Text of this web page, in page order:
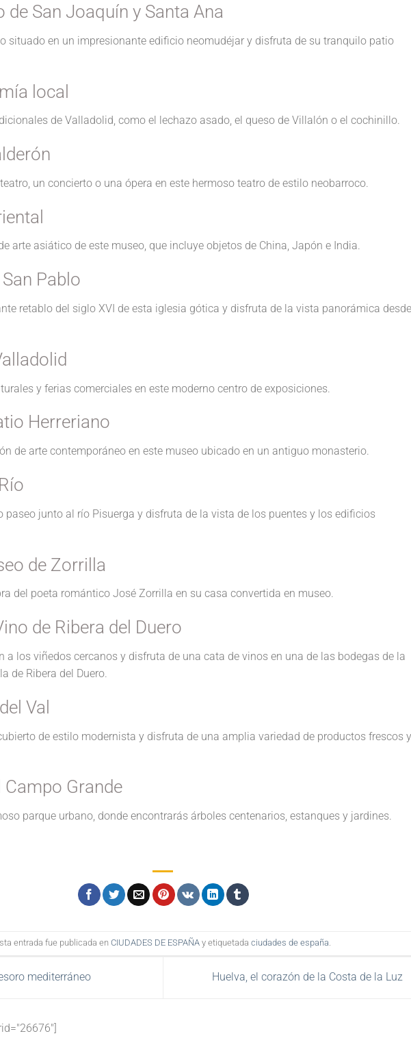
de San Joaquín y Santa Ana
situado en un impresionante edificio neomudéjar y disfruta de su tranquilo patio
local
de Valladolid, como el lechazo asado, el queso de Villalón o el cochinillo.
un concierto o una ópera en este hermoso teatro de estilo neobarroco.
arte asiático de este museo, que incluye objetos de China, Japón e India.
Pablo
retablo del siglo XVI de esta iglesia gótica y disfruta de la vista panorámica
y ferias comerciales en este moderno centro de exposiciones.
Herreriano
de arte contemporáneo en este museo ubicado en un antiguo monasterio.
paseo junto al río Pisuerga y disfruta de la vista de los puentes y los edificios
de Zorrilla
del poeta romántico José Zorrilla en su casa convertida en museo.
de Ribera del Duero
a los viñedos cercanos y disfruta de una cata de vinos en una de las bodegas de la
de Ribera del Duero.
Val
de estilo modernista y disfruta de una amplia variedad de productos frescos y
Campo Grande
parque urbano, donde encontrarás árboles centenarios, estanques y jardines.
entrada fue publicada enCIUDADES DE ESPAÑA y etiquetadaciudades de españa.
mediterráneo Huelva, el corazón de la Costa de la Luz